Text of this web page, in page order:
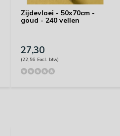
Zijdevloei - 50x70cm -
goud - 240 vellen
27,30
(22,56 Excl. btw)